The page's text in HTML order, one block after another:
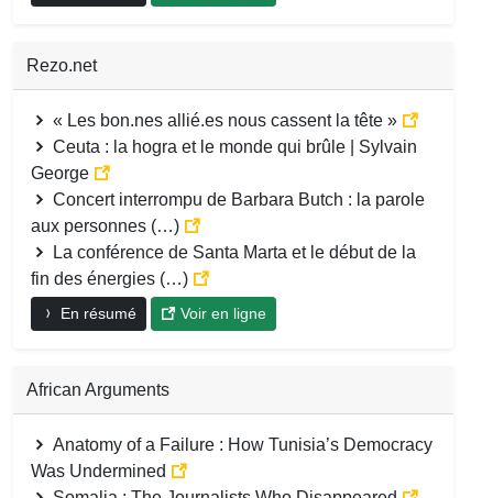
Rezo.net
« Les bon.nes allié.es nous cassent la tête »
Ceuta : la hogra et le monde qui brûle | Sylvain
George
Concert interrompu de Barbara Butch : la parole
aux personnes (…)
La conférence de Santa Marta et le début de la
fin des énergies (…)
En résumé Voir en ligne
African Arguments
Anatomy of a Failure : How Tunisia’s Democracy
Was Undermined